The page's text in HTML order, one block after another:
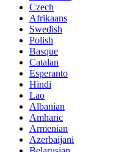
Czech
Afrikaans
Swedish
Polish
Basque
Catalan
Esperanto
Hindi
Lao
Albanian
Amharic
Armenian
Azerbaijani